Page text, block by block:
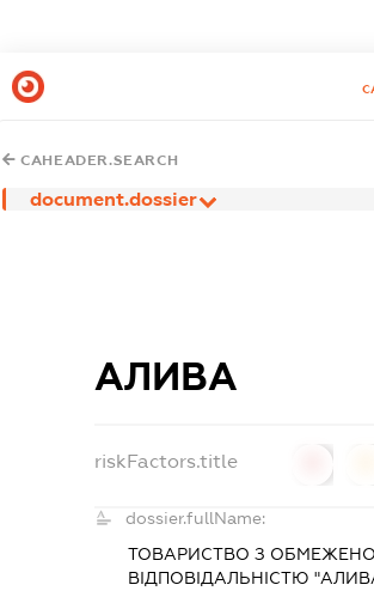
CAHEADER.SEARCH
document.dossier
АЛИВА
riskFactors.title
dossier.fullName:
ТОВАРИСТВО З
ВІДПОВІДАЛЬНІСТЮ